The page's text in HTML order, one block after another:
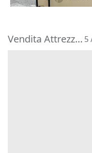
Vendita Attrezzature in Molise 5